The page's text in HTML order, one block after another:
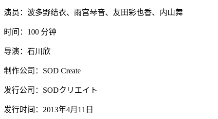
演员：波多野结衣、雨宫琴音、友田彩也香、内山舞
时间：100 分钟
导演：石川欣
制作公司：SOD Create
发行公司：SODクリエイト
发行时间：2013年4月11日